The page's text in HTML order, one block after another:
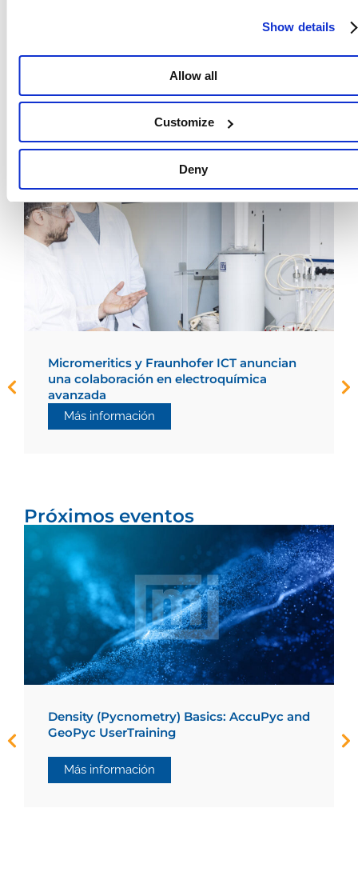
Show details
Allow all
Customize
Deny
Micromeritics y Fraunhofer ICT anuncian
una colaboración en electroquímica
avanzada
Más información
Próximos eventos
Density (Pycnometry) Basics: AccuPyc and
GeoPyc UserTraining
Más información